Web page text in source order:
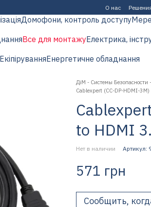
О нас
Домофони, контроль доступу
Все для монтажуЕлектрика,
ЕкіпіруванняЕнергетичне обладнання
ДіМ - Системы Безопасности
Cablexpert (CC-DP-HDMI-
to HDMI
Нет в наличии Артикул:
571 грн
Сообщить,